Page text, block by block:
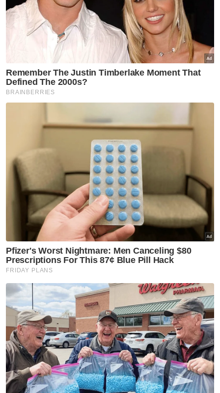
Pada 16 Oktober 2011 di Toronto, Fauja Singh
dipercayai menjadi manusia pertama berusia
lebih 100 tahun yang berjaya menamatkan
larian maraton.
Beliau turut membawa obor Olimpik
sempena Sukan Olimpik London 2012,
sebelum bersara daripada dunia larian pada
Berita Telus & Tulus menerusi E-Mel setiap
hari!
Muat turun aplikasi Sinar Harian.Klik di sini!